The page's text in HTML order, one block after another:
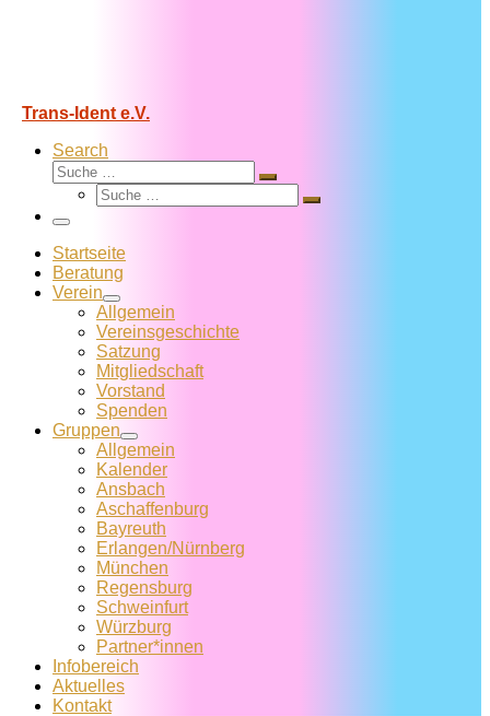
Trans-Ident e.V.
Search
Suche
Suche
Suche
Suche
Menü
Startseite
Beratung
Verein
Allgemein
Vereins­geschichte
Satzung
Mitglied­schaft
Vorstand
Spenden
Gruppen
Allgemein
Kalender
Ansbach
Aschaffenburg
Bayreuth
Erlangen/Nürnberg
München
Regensburg
Schweinfurt
Würzburg
Partner*innen
Infobereich
Aktuelles
Kontakt